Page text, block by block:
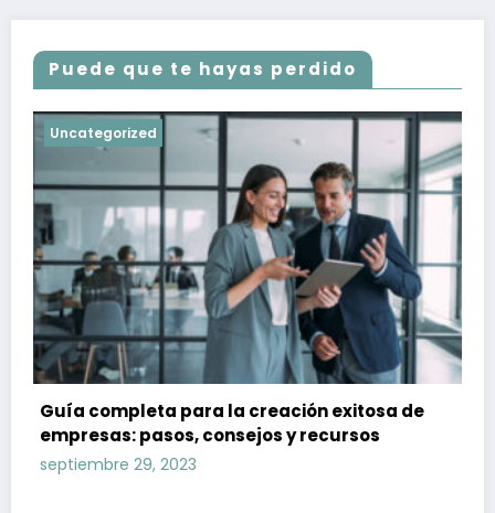
Puede que te hayas perdido
Uncategorized
Guía completa para la creación exitosa de
empresas: pasos, consejos y recursos
septiembre 29, 2023